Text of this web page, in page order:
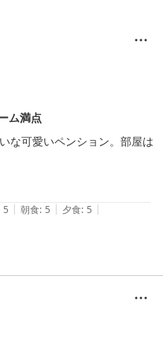
ム満点
な可愛いペンション。部屋は
ったら事前に買ってくる事を
料理などあり、料金を考えれ
る会席料理に慣れている方には
5 | 朝食: 5 | 夕食: 5 |